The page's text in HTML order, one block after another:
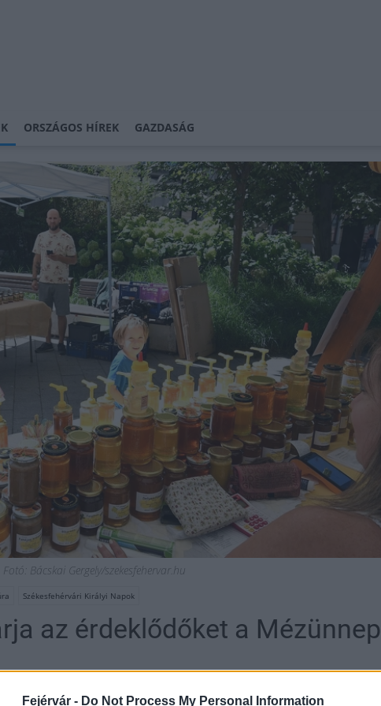
Fejérvár - Do Not Process My Personal Information
ORSZÁGOS HÍREK GAZDASÁG
Fotó: Bácskai Gergely/szekesfehervar.hu
Székesfehérvári Királyi Napok
az érdeklődőket a Mézünnep